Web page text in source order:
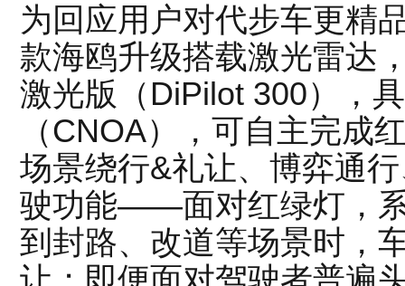
为回应用户对代步车更精
款海鸥升级搭载激光雷达
激光版（DiPilot 300），
（CNOA），可自主完成
场景绕行&礼让、博弈通
驶功能——面对红绿灯，
到封路、改道等场景时，